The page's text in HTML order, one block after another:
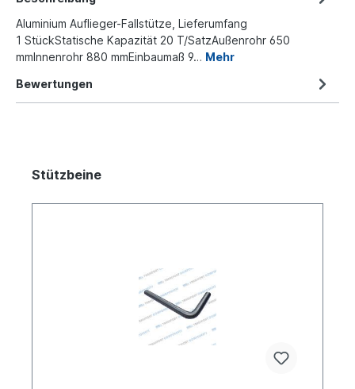
Aluminium Auflieger-Fallstütze, Lieferumfang
1 StückStatische Kapazität 20 T/SatzAußenrohr 650
mmInnenrohr 880 mmEinbaumaß 9… Mehr
Bewertungen
Stützbeine